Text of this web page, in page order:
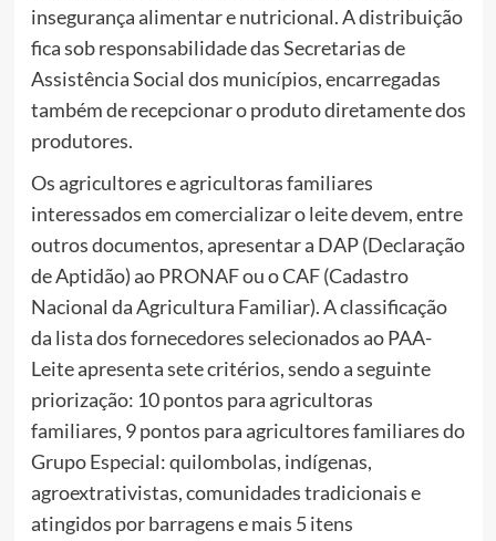
insegurança alimentar e nutricional. A distribuição
fica sob responsabilidade das Secretarias de
Assistência Social dos municípios, encarregadas
também de recepcionar o produto diretamente dos
produtores.
Os agricultores e agricultoras familiares
interessados em comercializar o leite devem, entre
outros documentos, apresentar a DAP (Declaração
de Aptidão) ao PRONAF ou o CAF (Cadastro
Nacional da Agricultura Familiar). A classificação
da lista dos fornecedores selecionados ao PAA-
Leite apresenta sete critérios, sendo a seguinte
priorização: 10 pontos para agricultoras
familiares, 9 pontos para agricultores familiares do
Grupo Especial: quilombolas, indígenas,
agroextrativistas, comunidades tradicionais e
atingidos por barragens e mais 5 itens